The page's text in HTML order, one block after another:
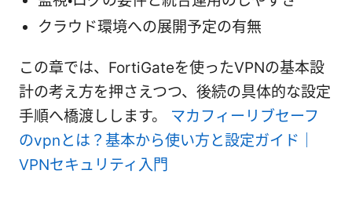
クラウド環境への展開予定の有無
この章では、FortiGateを使ったVPNの基本設
計の考え方を押さえつつ、後続の具体的な設定
手順へ橋渡しします。 マカフィーリブセーフ
のvpnとは？基本から使い方と設定ガイド｜
VPNセキュリティ入門